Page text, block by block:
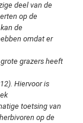
deel van de
op de
de
omdat er
grazers heeft
Hiervoor is
toetsing van
op de